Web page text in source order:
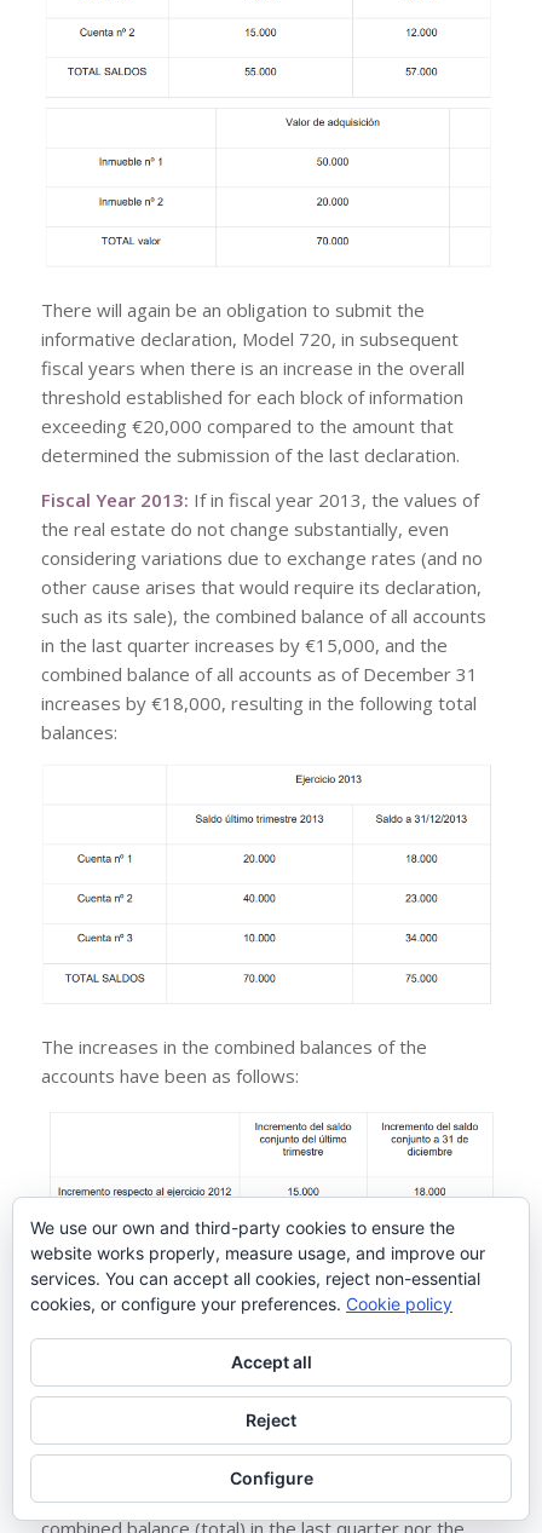
There will again be an obligation to submit the
informative declaration, Model 720, in subsequent
fiscal years when there is an increase in the overall
threshold established for each block of information
exceeding €20,000 compared to the amount that
determined the submission of the last declaration.
Fiscal Year 2013: If in fiscal year 2013, the values of
the real estate do not change substantially, even
considering variations due to exchange rates (and no
other cause arises that would require its declaration,
such as its sale), the combined balance of all accounts
in the last quarter increases by €15,000, and the
combined balance of all accounts as of December 31
increases by €18,000, resulting in the following total
balances:
The increases in the combined balances of the
accounts have been as follows:
In fiscal year 2013, there will be no obligation to
submit Model 720 regarding the obligation to report
General Regulations approved by RD 1065/2007,
dated July 27). Likewise, there is no obligation to
submit Model 720 regarding the obligation to report
on accounts in financial institutions located abroad
(Article 42 bis of the General Regulations approved by
RD 1065/2007, dated July 27) since neither the
combined balance (total) in the last quarter nor the
We use our own and third-party cookies to ensure the
website works properly, measure usage, and improve our
services. You can accept all cookies, reject non-essential
cookies, or configure your preferences. Cookie policy
Accept all
Reject
Configure